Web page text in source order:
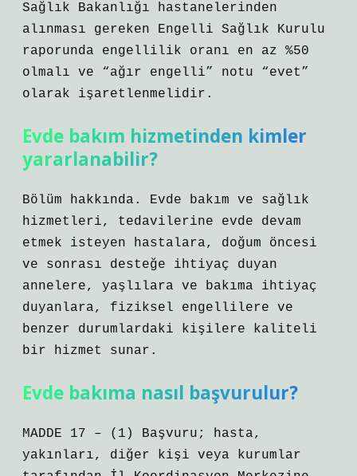
Sağlık Bakanlığı hastanelerinden
alınması gereken Engelli Sağlık Kurulu
raporunda engellilik oranı en az %50
olmalı ve “ağır engelli” notu “evet”
olarak işaretlenmelidir.
Evde bakım hizmetinden kimler
yararlanabilir?
Bölüm hakkında. Evde bakım ve sağlık
hizmetleri, tedavilerine evde devam
etmek isteyen hastalara, doğum öncesi
ve sonrası desteğe ihtiyaç duyan
annelere, yaşlılara ve bakıma ihtiyaç
duyanlara, fiziksel engellilere ve
benzer durumlardaki kişilere kaliteli
bir hizmet sunar.
Evde bakıma nasıl başvurulur?
MADDE 17 – (1) Başvuru; hasta,
yakınları, diğer kişi veya kurumlar